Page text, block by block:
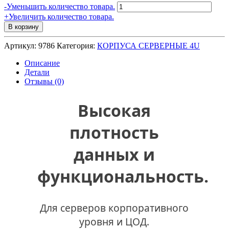
-Уменьшить количество товара. Количество
товара
4U
NR-
SAS/SATA
(EEATX
650mm),
Negorack
+Увеличить количество товара.
В корзину
Артикул: 9786 Категория: КОРПУСА СЕРВЕРНЫЕ 4U
Описание
Детали
Отзывы (0)
Высокая
плотность
данных и
функциональность.
Для серверов корпоративного
уровня и ЦОД.